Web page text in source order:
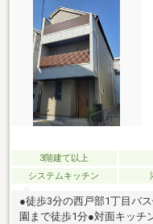
す。◇現地見学をご希望の
対応します。
3階建て以上
システムキッチン
●徒歩3分の西戸部1丁目バ
園まで徒歩1分●対面キッチ